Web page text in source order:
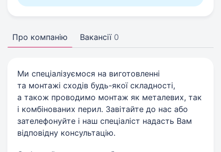
Про компанію Вакансії 0
Ми спеціалізуємося на виготовленні
та монтажі сходів будь-якої складності,
а також проводимо монтаж як металевих, так
і комбінованих перил. Завітайте до нас або
зателефонуйте і наш спеціаліст надасть Вам
відповідну консультацію.